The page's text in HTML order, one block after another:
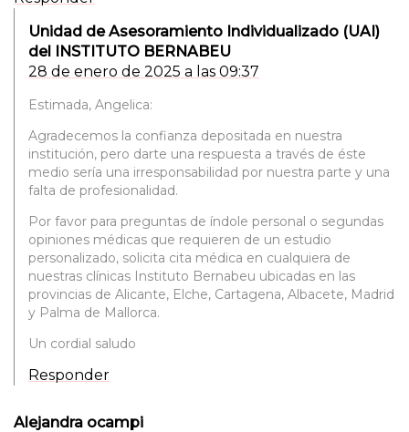
Unidad de Asesoramiento Individualizado (UAI)
del INSTITUTO BERNABEU
28 de enero de 2025 a las 09:37
Estimada, Angelica:
Agradecemos la confianza depositada en nuestra
institución, pero darte una respuesta a través de éste
medio sería una irresponsabilidad por nuestra parte y una
falta de profesionalidad.
Por favor para preguntas de índole personal o segundas
opiniones médicas que requieren de un estudio
personalizado, solicita cita médica en cualquiera de
nuestras clínicas Instituto Bernabeu ubicadas en las
provincias de Alicante, Elche, Cartagena, Albacete, Madrid
y Palma de Mallorca.
Un cordial saludo
Responder
Alejandra ocampi